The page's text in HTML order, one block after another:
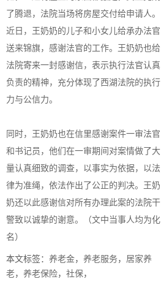
了腾退，法院当场将房屋交付给申请人。
近日，王奶奶的儿子和小女儿给承办法官
送来锦旗，感谢法官的工作。王奶奶也给
法院寄来一封感谢信，表示执行法官认真
负责的精神，充分体现了西湖法院的执行
力与公信力。
同时，王奶奶也在信里感谢案件一审法官
和书记员，他们在一审期间对案情做了大
量认真细致的调查，以事实为依据，以法
律为准绳，依法作出了公正的判决。王奶
奶还以此感谢信对所有办理此案的法院干
警致以诚挚的谢意。（文中当事人均为化
名）
本文标签： 养老金， 养老服务， 居家养
老， 养老保险， 社保，